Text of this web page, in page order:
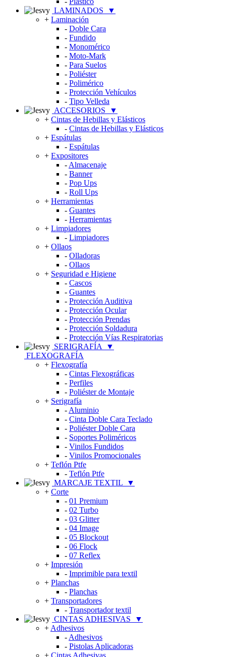
LAMINADOS
▼
+ Laminación
- Doble Cara
- Fundido
- Monomérico
- Moto-Mark
- Para Suelos
- Poliéster
- Polimérico
- Protección Vehículos
- Tipo Velleda
ACCESORIOS
▼
+ Cintas de Hebillas y Elásticos
- Cintas de Hebillas y Elásticos
+ Espátulas
- Espátulas
+ Expositores
- Almacenaje
- Banner
- Pop Ups
- Roll Ups
+ Herramientas
- Guantes
- Herramientas
+ Limpiadores
- Limpiadores
+ Ollaos
- Olladoras
- Ollaos
+ Seguridad e Higiene
- Cascos
- Guantes
- Protección Auditiva
- Protección Ocular
- Protección Prendas
- Protección Soldadura
- Protección Vías Respiratorias
SERIGRAFÍA
▼
FLEXOGRAFÍA
+ Flexografía
- Cintas Flexográficas
- Perfiles
- Poliéster de Montaje
+ Serigrafía
- Aluminio
- Cinta Doble Cara Teclado
- Poliéster Doble Cara
- Soportes Poliméricos
- Vinilos Fundidos
- Vinilos Promocionales
+ Teflón Ptfe
- Teflón Ptfe
MARCAJE TEXTIL
▼
+ Corte
- 01 Premium
- 02 Turbo
- 03 Glitter
- 04 Image
- 05 Blockout
- 06 Flock
- 07 Reflex
+ Impresión
- Imprimible para textil
+ Planchas
- Planchas
+ Transportadores
- Transportador textil
CINTAS ADHESIVAS
▼
+ Adhesivos
- Adhesivos
- Pistolas Aplicadoras
+ Cintas Adhesivas